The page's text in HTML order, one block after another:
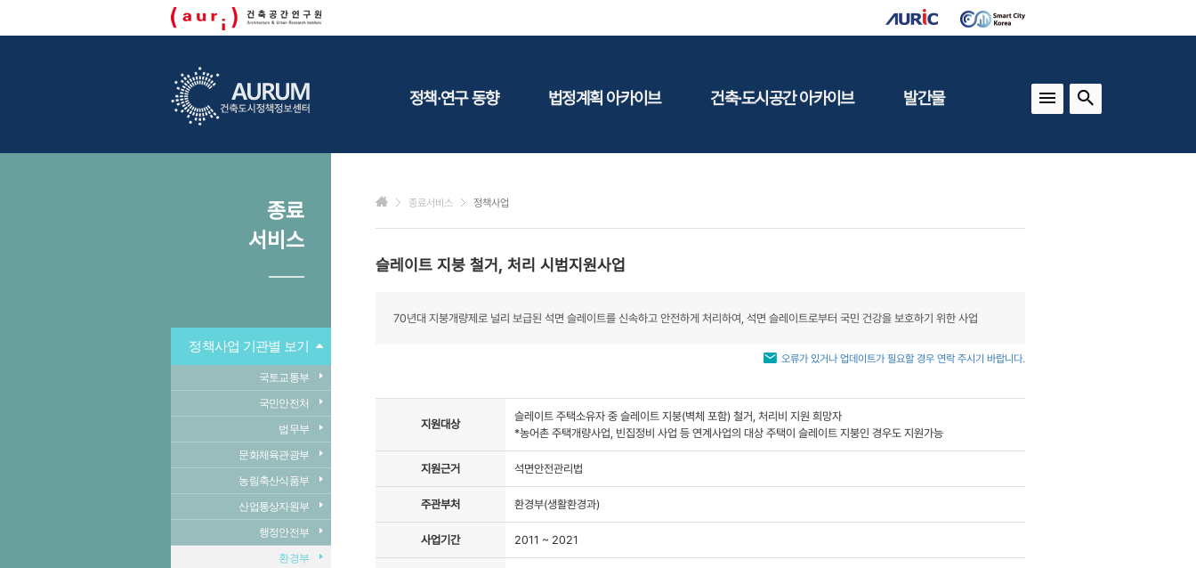
정책·연구 동향
연구동향
법정계획 아카이브
환경
관광
사회복지
자료실
건축·도시공간 아카이브 발간물
건축도시연구
종료
서비스
정책사업 기관별 보기
국토교통부
국민안전처
법무부
문화체육관광부
농림축산식품부
산업통상자원부
행정안전부
환경부
종료서비스 정책사업
슬레이트 지붕 철거, 처리 시범지원사업
70년대 지붕개량제로 널리 보급된 석면 슬레이트를 신속하고 안전하게 처리하여, 석면 슬레이트로부터 국민 건강을 보호하기 위한 사업
오류가 있거나 업데이트가 필요할 경우 연락 주시기 바랍니다.
지원대상
슬레이트 주택소유자 중 슬레이트 지붕(벽체 포함) 철거, 처리비 지원 희망자
*농어촌 주택개량사업, 빈집정비 사업 등 연계사업의 대상 주택이 슬레이트 지붕인 경우도 지원가능
지원근거 석면안전관리법
주관부처 환경부(생활환경과)
사업기간 2011 ~ 2021